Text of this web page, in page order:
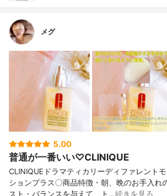
メグ
5.00
普通が一番いい♡CLINIQUE
CLINIQUEドラマティカリーディファレント
ションプラス〇商品特徴・朝、晩のお手入れ
スト・バランスを与えて、ト…続きを見る